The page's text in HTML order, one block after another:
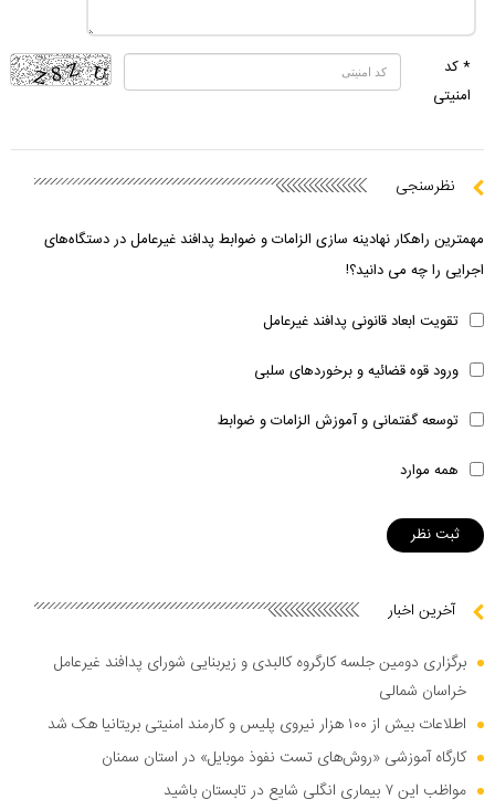
* کد
امنیتی
نظرسنجی
مهمترین راهکار نهادینه سازی الزامات و ضوابط پدافند غیرعامل در دستگاه‌های
اجرایی را چه می دانید؟!
تقویت ابعاد قانونی پدافند غیرعامل
ورود قوه قضائیه و برخوردهای سلبی
توسعه گفتمانی و آموزش الزامات و ضوابط
همه موارد
آخرین اخبار
برگزاری دومین جلسه کارگروه کالبدی و زیربنایی شورای پدافند غیرعامل
خراسان شمالی
اطلاعات بیش از ۱۰۰ هزار نیروی پلیس و کارمند امنیتی بریتانیا هک شد
کارگاه آموزشی «روش‌های تست نفوذ موبایل» در استان سمنان
مواظب این ۷ بیماری انگلی شایع در تابستان باشید